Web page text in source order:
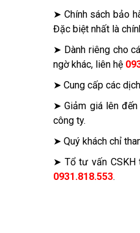
➤ Chính sách bảo
Đặc biệt nhất là
➤ Dành riêng cho
ngờ khác, liên hệ
➤ Cung cấp các
➤ Giảm giá lên
công ty.
➤ Quý khách chỉ
➤ Tổ tư vấn CSKH
0931.818.553.